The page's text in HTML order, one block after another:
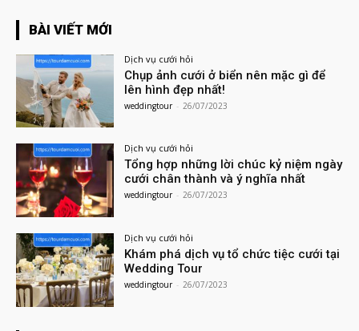
BÀI VIẾT MỚI
Dịch vụ cưới hỏi
Chụp ảnh cưới ở biển nên mặc gì để
lên hình đẹp nhất!
weddingtour - 26/07/2023
Dịch vụ cưới hỏi
Tổng hợp những lời chúc kỷ niệm ngày
cưới chân thành và ý nghĩa nhất
weddingtour - 26/07/2023
Dịch vụ cưới hỏi
Khám phá dịch vụ tổ chức tiệc cưới tại
Wedding Tour
weddingtour - 26/07/2023